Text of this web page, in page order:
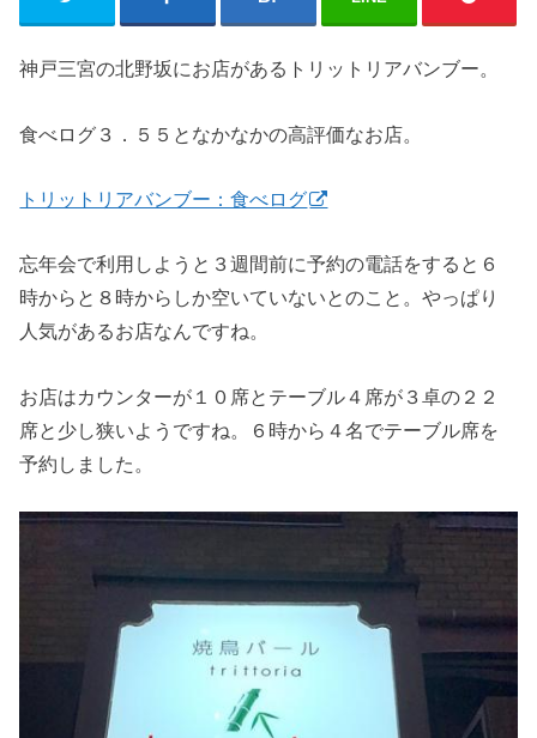
神戸三宮の北野坂にお店があるトリットリアバンブー。
食べログ３．５５となかなかの高評価なお店。
トリットリアバンブー：食べログ
忘年会で利用しようと３週間前に予約の電話をすると６
時からと８時からしか空いていないとのこと。やっぱり
人気があるお店なんですね。
お店はカウンターが１０席とテーブル４席が３卓の２２
席と少し狭いようですね。６時から４名でテーブル席を
予約しました。